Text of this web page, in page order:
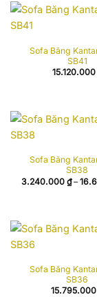
Sofa Băng
SB41
15.120.000
Sofa Băng
SB38
3.240.000 ₫ –
Sofa Băng
SB36
15.795.000